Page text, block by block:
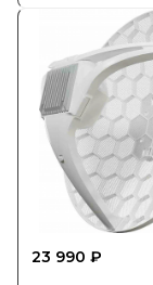
23 990 ₽